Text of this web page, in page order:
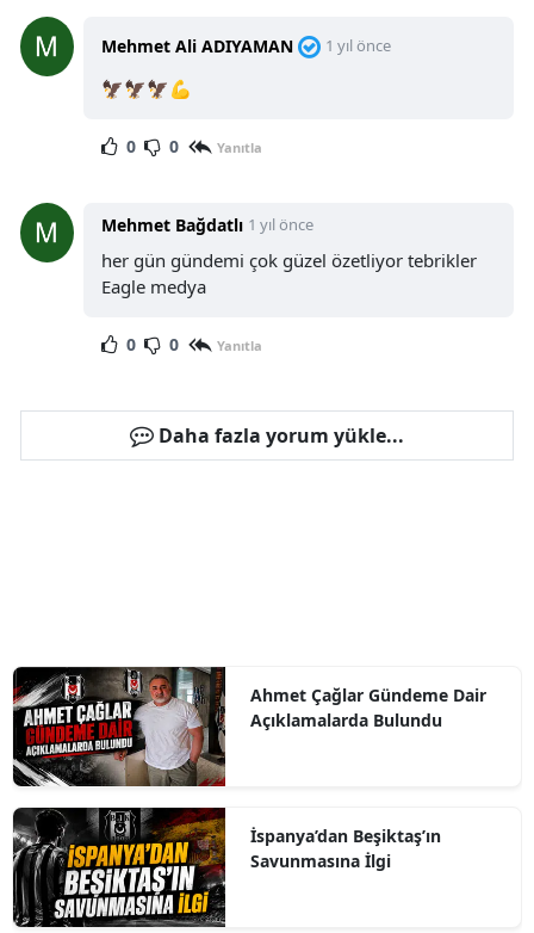
Mehmet Ali ADIYAMAN 1 yıl önce
🦅🦅🦅💪
0 0 Yanıtla
Mehmet Bağdatlı 1 yıl önce
her gün gündemi çok güzel özetliyor tebrikler
Eagle medya
0 0 Yanıtla
Daha fazla yorum yükle...
Ahmet Çağlar Gündeme Dair
Açıklamalarda Bulundu
İspanya’dan Beşiktaş’ın
Savunmasına İlgi